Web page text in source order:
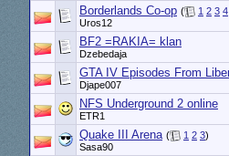
Borderlands Co-op ( 1 2 3 4
Uros12
BF2 =RAKIA= klan
Dzebedaja
GTA IV Episodes From
Djape007
NFS Underground 2 online
ETR1
Quake III Arena ( 1 2 3)
Sasa90